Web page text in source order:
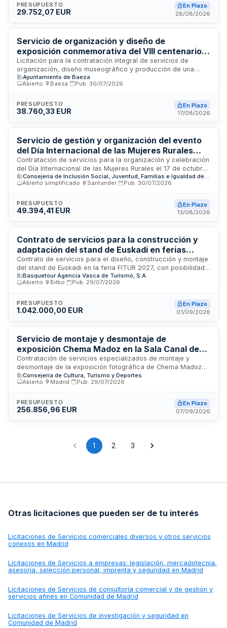
y musicales, intervención de figurantes caracterizados como
mascotas de la feria, instalación de pantalla audiovisual,
fotografías. El adjudicatario deberá contar con equipo
especializado en organización de ferias internacionales y
garantizar resolución de incidencias en plazo máximo de una
hora.
PRESUPUESTO
29.752,07 EUR
En Plazo
28/08/2026
Servicio de organización y diseño de
exposición conmemorativa del VIII centenario
de la reconquista de Baeza
Licitación para la contratación integral de servicios de
organización, diseño museográfico y producción de una
exposición conmemorativa del VIII centenario de la
reconquista de Baeza. El servicio comprende la maquetación
de difusión y catálogo, implementación del material gráfico
mediante impresión y colocación, dotación y montaje de
producción audiovisual e interactivos, servicios de
fotografía, transporte especializado, seguros de piezas y
diseño de contenidos del catálogo.
Ayuntamiento de Baeza
Abierto
Baeza Pub. 30/07/2026
PRESUPUESTO
38.760,33 EUR
En Plazo
17/08/2026
Servicio de gestión y organización del evento
del Día Internacional de las Mujeres Rurales
2026 en Liérganes
Contratación de servicios para la organización y celebración
del Día Internacional de las Mujeres Rurales el 17 de octubre
de 2026 en la pista polideportiva cubierta del municipio de
Liérganes, Cantabria. El servicio incluye la gestión integral
personas invitadas, asistencia a asistentes, seguro de
responsabilidad civil y entrega de informes y vídeos en el
Juventud, Familias e Igualdad de la Comunidad Autónoma de
Cantabria licita este contrato para garantizar la correcta
ejecución de todas las prestaciones con criterios de
sostenibilidad medioambiental.
Consejeria de Inclusión Social, Juventud, Familias e Igualdad de la Comunidad Autónoma de Cantabria
Abierto simplificado
Santander Pub. 30/07/2026
PRESUPUESTO
49.394,41 EUR
En Plazo
13/08/2026
Contrato de servicios para la construcción y
adaptación del stand de Euskadi en ferias
internacionales de turismo 2027
Contrato de servicios para el diseño, construcción y montaje
del stand de Euskadi en la feria FITUR 2027, con posibilidad
de adaptación a las ferias EXPOVACACIONES 2027 y
ROUTES 2027. El contrato incluye todas las prestaciones
características técnicas y especificaciones establecidas en
el pliego. Se establece un sistema de pago a tanto alzado
de la correcta ejecución de la prestación bajo supervisión
del responsable del contrato.
Basquetour Agencia Vasca de Turismo, S.A.
Abierto
Bilbo Pub. 29/07/2026
PRESUPUESTO
1.042.000,00 EUR
En Plazo
01/09/2026
Servicio de montaje y desmontaje de
exposición Chema Madoz en la Sala Canal de
Isabel II para 2026 y 2027
Contratación de servicios especializados de montaje y
desmontaje de la exposición fotográfica de Chema Madoz
en la Sala Canal de Isabel II. El servicio incluye desembalaje,
carpintería, intervenciones en capillas, pintura, enmarcado,
exterior, así como posterior desmontaje, reembalaje y
transporte. La prestación se ejecutará durante los años 2026
Consejería de Cultura, Turismo y Deportes
Abierto
Madrid Pub. 29/07/2026
PRESUPUESTO
256.856,96 EUR
En Plazo
07/09/2026
1 2 3
Otras licitaciones que pueden ser de tu interés
Licitaciones de Servicios comerciales diversos y otros servicios
conexos en Madrid
Licitaciones de Servicios a empresas: legislación, mercadotecnia,
asesoría, selección personal, imprenta y seguridad en Madrid
Licitaciones de Servicios de consultoría comercial y de gestión y
servicios afines en Comunidad de Madrid
Licitaciones de Servicios de investigación y seguridad en
Comunidad de Madrid